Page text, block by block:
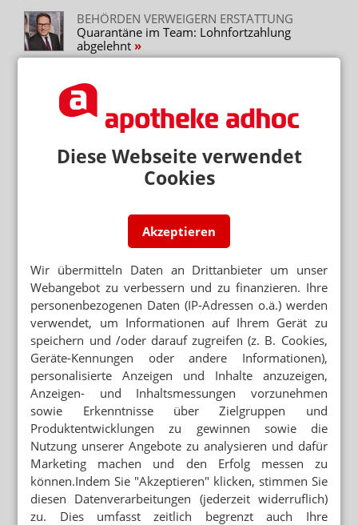
Diese Webseite verwendet
Cookies
Akzeptieren
Wir übermitteln Daten an Drittanbieter um unser
Webangebot zu verbessern und zu finanzieren. Ihre
personenbezogenen Daten (IP-Adressen o.ä.) werden
verwendet, um Informationen auf Ihrem Gerät zu
speichern und /oder darauf zugreifen (z. B. Cookies,
Geräte-Kennungen oder andere Informationen),
personalisierte Anzeigen und Inhalte anzuzeigen,
Anzeigen- und Inhaltsmessungen vorzunehmen
sowie Erkenntnisse über Zielgruppen und
Produktentwicklungen zu gewinnen sowie die
Nutzung unserer Angebote zu analysieren und dafür
Marketing machen und den Erfolg messen zu
können.Indem Sie "Akzeptieren" klicken, stimmen Sie
diesen Datenverarbeitungen (jederzeit widerruflich)
zu. Dies umfasst zeitlich begrenzt auch Ihre
BEHÖRDEN VERWEIGERN ERSTATTUNG
Quarantäne im Team: Lohnfortzahlung
abgelehnt
Apotheken trotzen Corona-Gefahren
CHEFIN MIT BRITISCHER MUTANTE INFIZIERT
Inhaberin mit Corona: Apotheke kurz geöffnet
ÄRZTE KLAGEN GEGEN ABSONDERUNG
Mehr zum Thema
TRAINING UND MÖGLICHKEITEN
PKA am Telefon: Kundenanfragen richtig behandeln
UMFRAGE IN RHEINLAND-PFALZ
Warum Arbeiten bis 67 für viele keine Option ist
HANS-BÖCKLER-STIFTUNG
Azubi-Gehälter steigen schneller als Löhne
Mehr aus Ressort
GESETZGEBER MUSS HANDELN
Urteil verbietet Rezepturen im Sprechstundenbedarf